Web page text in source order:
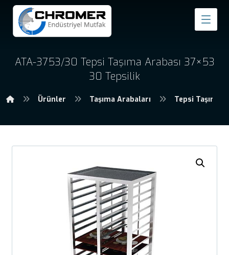
ATA-3753/30 Tepsi Taşıma Arabası 37×53
30 Tepsilik
Ürünler Taşıma Arabaları Tepsi Taşıma